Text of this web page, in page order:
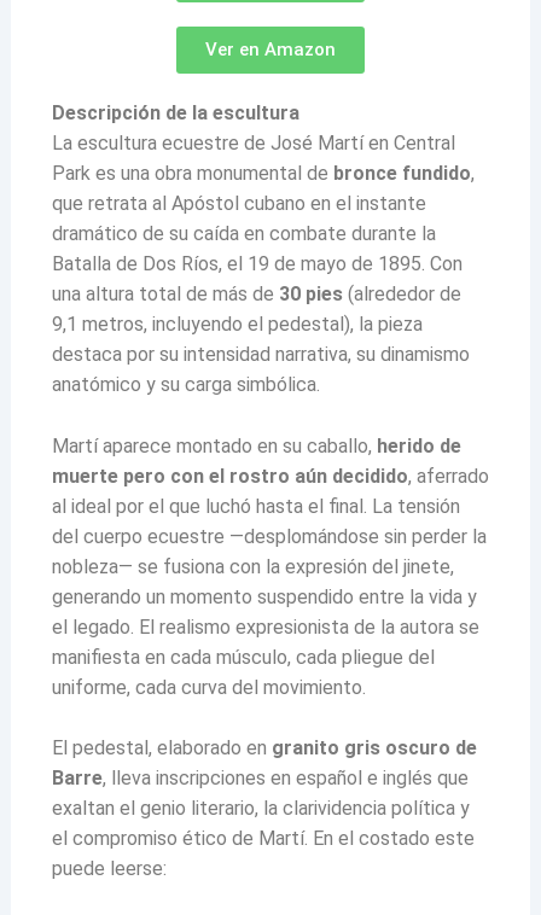
Ver en Amazon
Descripción de la escultura
La escultura ecuestre de José Martí en Central
Park es una obra monumental de bronce fundido,
que retrata al Apóstol cubano en el instante
dramático de su caída en combate durante la
Batalla de Dos Ríos, el 19 de mayo de 1895. Con
una altura total de más de 30 pies(alrededor de
9,1 metros, incluyendo el pedestal), la pieza
destaca por su intensidad narrativa, su dinamismo
anatómico y su carga simbólica.
Martí aparece montado en su caballo, herido de
muerte pero con el rostro aún decidido, aferrado
al ideal por el que luchó hasta el final. La tensión
del cuerpo ecuestre —desplomándose sin perder la
nobleza— se fusiona con la expresión del jinete,
generando un momento suspendido entre la vida y
el legado. El realismo expresionista de la autora se
manifiesta en cada músculo, cada pliegue del
uniforme, cada curva del movimiento.
El pedestal, elaborado en granito gris oscuro de
Barre, lleva inscripciones en español e inglés que
exaltan el genio literario, la clarividencia política y
el compromiso ético de Martí. En el costado este
puede leerse: